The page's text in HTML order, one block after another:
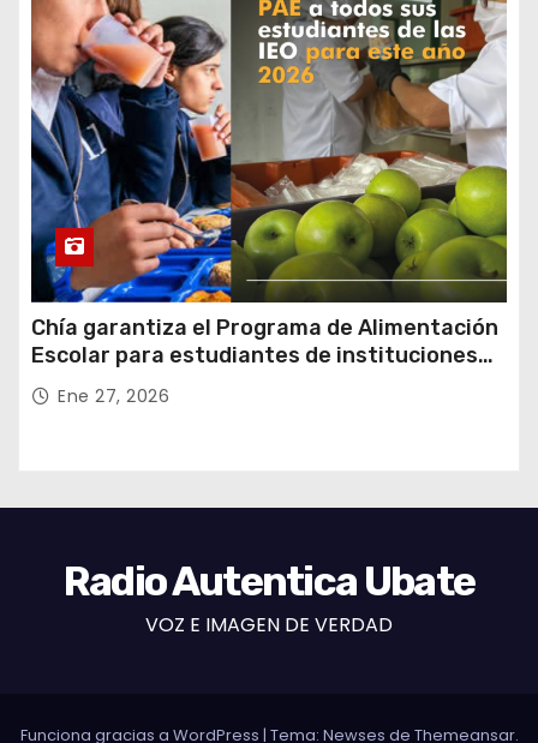
Chía garantiza el Programa de Alimentación
Escolar para estudiantes de instituciones
oficiales
Ene 27, 2026
Radio Autentica Ubate
VOZ E IMAGEN DE VERDAD
Funciona gracias a WordPress | Tema: Newses de Themeansar.